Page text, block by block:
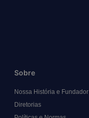
Sobre
Nossa História e Fundador
Diretorias